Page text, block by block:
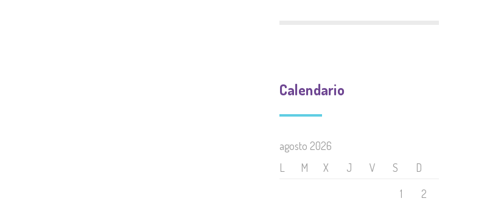
Calendario
agosto 2026
L
M X J V S
D
1
2